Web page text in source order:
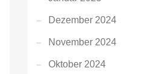
Dezember 2024
November 2024
Oktober 2024